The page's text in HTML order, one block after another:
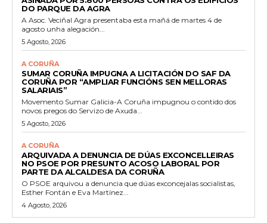
DO PARQUE DA AGRA
A Asoc. Veciñal Agra presentaba esta mañá de martes 4 de
agosto unha alegación...
5 Agosto, 2026
A CORUÑA
SUMAR CORUÑA IMPUGNA A LICITACIÓN DO SAF DA
CORUÑA POR “AMPLIAR FUNCIÓNS SEN MELLORAS
SALARIAIS”
Movemento Sumar Galicia-A Coruña impugnou o contido dos
novos pregos do Servizo de Axuda...
5 Agosto, 2026
A CORUÑA
ARQUIVADA A DENUNCIA DE DÚAS EXCONCELLEIRAS
NO PSOE POR PRESUNTO ACOSO LABORAL POR
PARTE DA ALCALDESA DA CORUÑA
O PSOE arquivou a denuncia que dúas exconcejalas socialistas,
Esther Fontán e Eva Martínez...
4 Agosto, 2026